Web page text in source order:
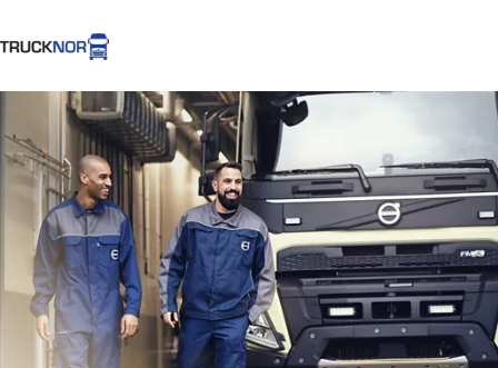
Logg innBrukte lastebiler
Volvo Trucks
Renault Trucks
Renault varebiler
Volvo Busser
Brukte Lastebiler
Nyheter
Kontakt oss